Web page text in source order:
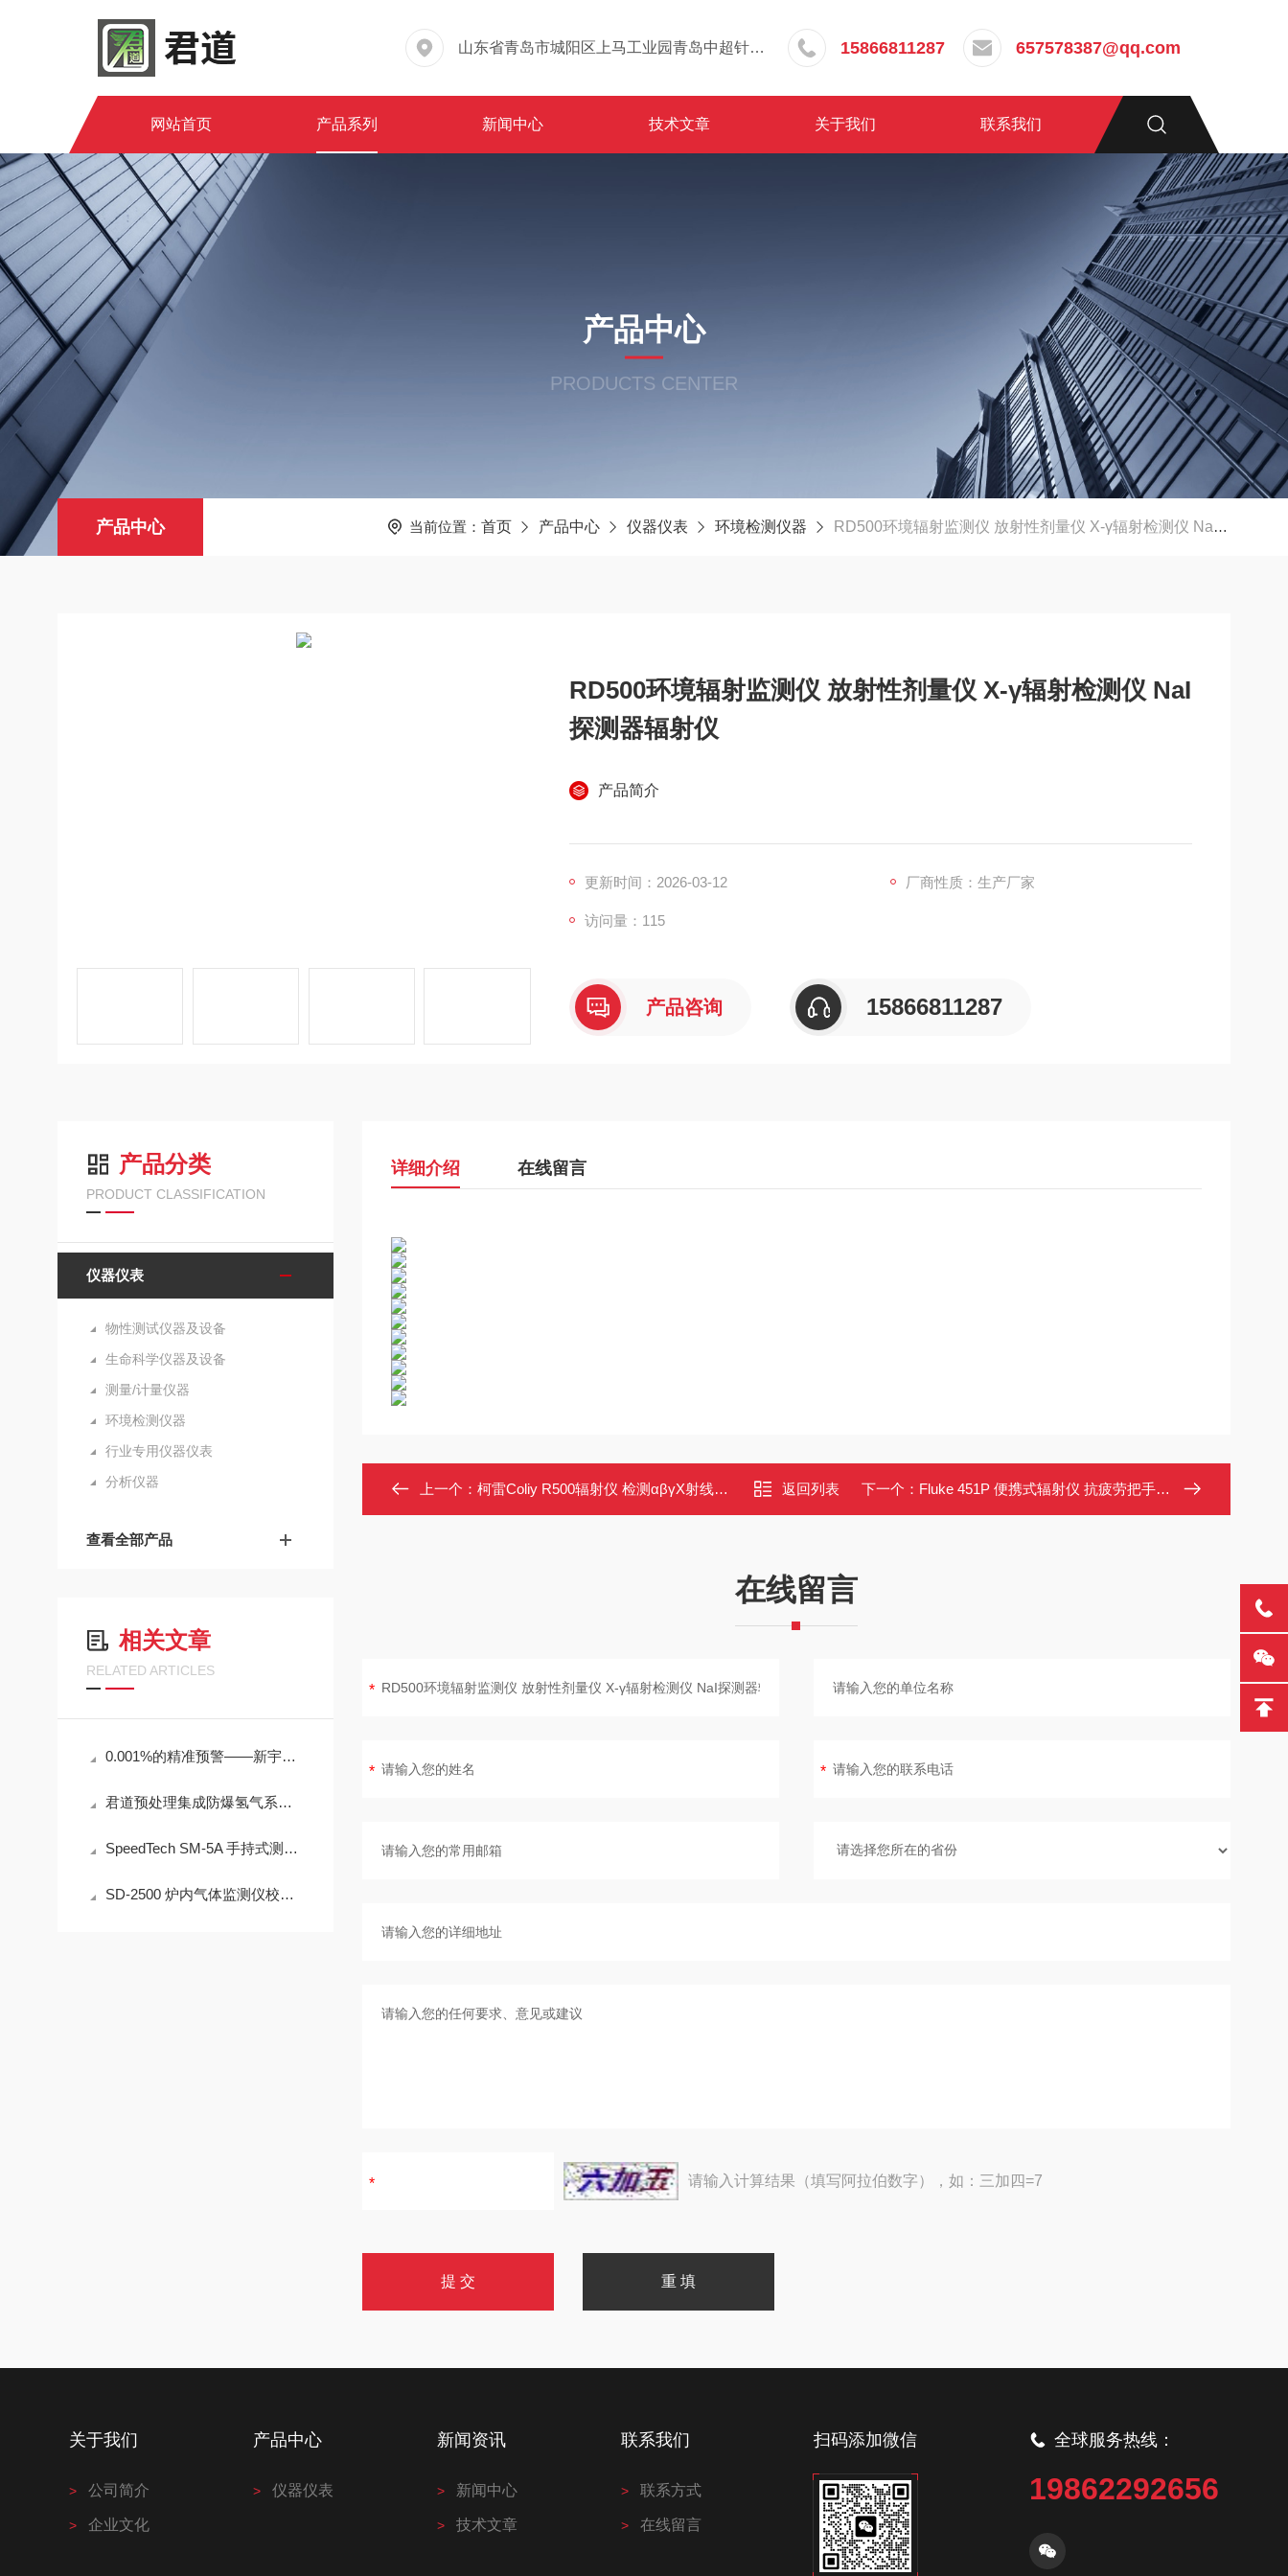
山东省青岛市城阳区上马工业园青岛中超针织有限公司院内东办公楼三层 15866811287 657578387@qq.com
网站首页 产品系列 新闻中心 技术文章 关于我们 联系我们
产品中心
PRODUCTS CENTER
产品中心 当前位置： 首页 产品中心 仪器仪表 环境检测仪器 RD500环境辐射监测仪 放射性剂量仪 X-γ辐射检测仪 NaI探测器辐射仪
RD500环境辐射监测仪 放射性剂量仪 X-γ辐射检测仪 NaI
探测器辐射仪
产品简介
更新时间：2026-03-12 厂商性质：生产厂家
访问量：115
产品咨询 15866811287
产品分类
PRODUCT CLASSIFICATION
仪器仪表
物性测试仪器及设备
生命科学仪器及设备
测量/计量仪器
环境检测仪器
行业专用仪器仪表
分析仪器
查看全部产品
相关文章
RELATED ARTICLES
0.001%的精准预警——新宇宙COSMOS铁粉浓度计SDM-72守护齿轮箱健康
君道预处理集成防爆氢气系统JD-2030技术说明
SpeedTech SM-5A 手持式测深仪声学测量原理与性能分析
SD-2500 炉内气体监测仪校准方法详解
详细介绍 在线留言
上一个： 柯雷Coliy R500辐射仪 检测αβγX射线 带伸缩杆选件 CE认证 返回列表 下一个： Fluke 451P 便携式辐射仪 抗疲劳把手 支持Excel数据导出
在线留言
请输入计算结果（填写阿拉伯数字），如：三加四=7
关于我们
公司简介
企业文化
产品中心
仪器仪表
新闻资讯
新闻中心
技术文章
联系我们
联系方式
在线留言
扫码添加微信 全球服务热线：
19862292656